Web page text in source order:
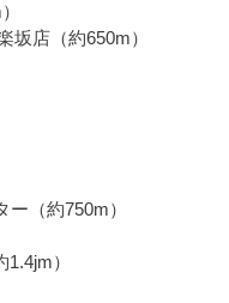
坂店（約650m）
（約750m）
）